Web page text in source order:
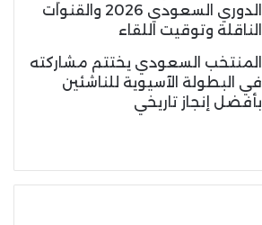
الدوري السعودي 2026 والقنوات
الناقلة وتوقيت اللقاء
المنتخب السعودي يختتم مشاركته
في البطولة الآسيوية للناشئين
بأفضل إنجاز تاريخي